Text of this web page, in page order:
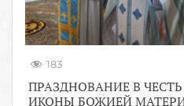
183
ПРАЗДНОВАНИЕ В
ИКОНЫ БОЖИЕЙ